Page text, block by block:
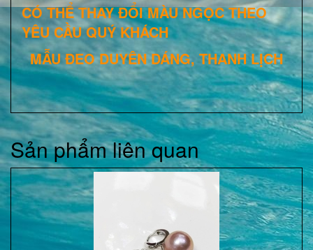
CÓ THỂ THAY ĐỔI MÀU NGỌC THEO
YÊU CẦU QUÝ KHÁCH
MẪU ĐEO DUYÊN DÁNG, THANH LỊCH
Sản phẩm liên quan